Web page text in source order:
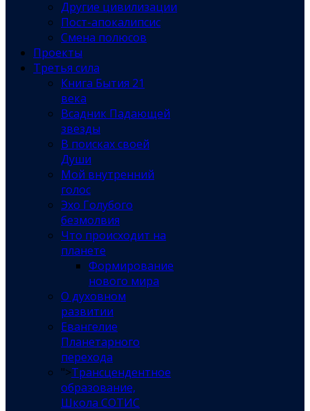
Другие цивилизации
Пост-апокалипсис
Смена полюсов
Проекты
Третья сила
Книга Бытия 21
века
Всадник Падающей
звезды
В поисках своей
Души
Мой внутренний
голос
Эхо Голубого
безмолвия
Что происходит на
планете
Формирование
нового мира
О духовном
развитии
Евангелие
Планетарного
перехода
">Трансцендентное
образование,
Школа СОТИС